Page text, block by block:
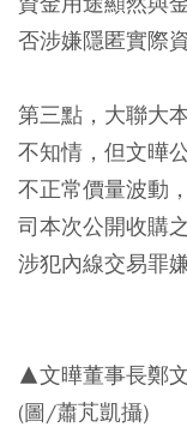
否涉嫌隱匿實際
第三點，大聯大
不知情，但文曄
不正常價量波動
司本次公開收購
涉犯內線交易罪
▲文曄董事長鄭
(圖/蕭芃凱攝)